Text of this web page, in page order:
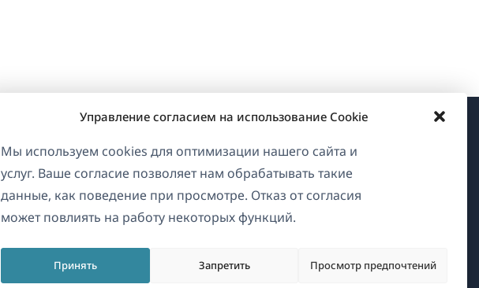
Управление согласием на использование Cookie
Мы используем cookies для оптимизации нашего сайта и
услуг. Ваше согласие позволяет нам обрабатывать такие
данные, как поведение при просмотре. Отказ от согласия
может повлиять на работу некоторых функций.
Принять Запретить Просмотр предпочтений
О WPML
GDPR и политика
конфиденциальности
Присоединяйтесь к нашей
в